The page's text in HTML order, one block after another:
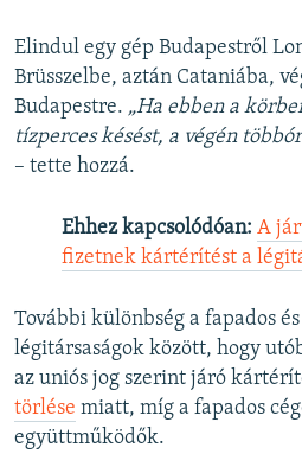
Elindul egy gép Budapestről
Brüsszelbe, aztán Cataniába,
Budapestre. „Ha ebben a
tízperces késést, a végén
– tette hozzá.
Ehhez kapcsolódóan: A
fizetnek kártérítést a
További különbség a fapados
légitársaságok között, hogy
az uniós jog szerint járó
törlése miatt, míg a fapados
együttműködők.